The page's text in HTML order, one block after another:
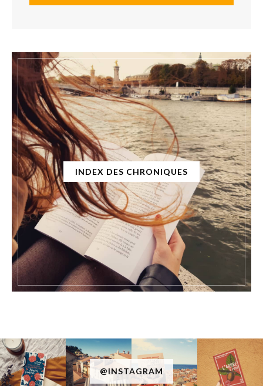
INDEX DES CHRONIQUES
@INSTAGRAM